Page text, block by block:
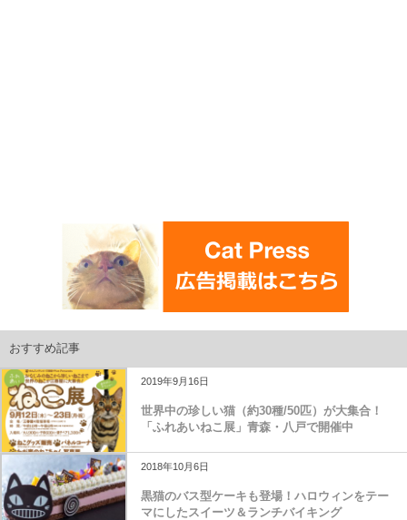
おすすめ記事
2019年9月16日
世界中の珍しい猫（約30種/50匹）が大集合！
「ふれあいねこ展」青森・八戸で開催中
2018年10月6日
黒猫のバス型ケーキも登場！ハロウィンをテー
マにしたスイーツ＆ランチバイキング